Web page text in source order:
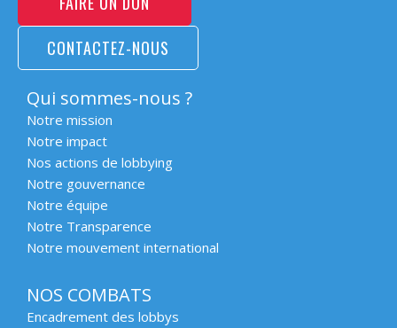
CONTACTEZ-NOUS
Qui sommes-nous ?
Notre mission
Notre impact
Nos actions de lobbying
Notre gouvernance
Notre équipe
Notre Transparence
Notre mouvement international
NOS COMBATS
Encadrement des lobbys